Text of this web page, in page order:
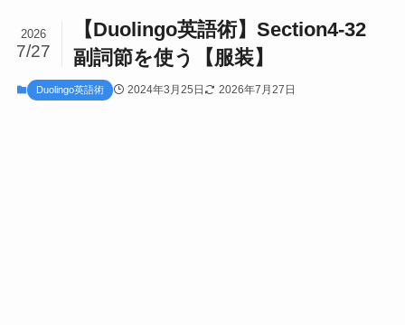
【Duolingo英語術】Section4-32
副詞節を使う【服装】
2026
7/27
Duolingo英語術 2024年3月25日 2026年7月27日